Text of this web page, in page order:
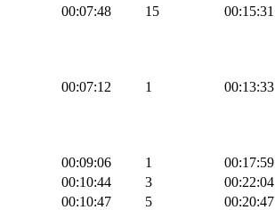
00:07:48 15 00:15:31
00:07:12 1 00:13:33
00:09:06 1 00:17:59
00:10:44 3 00:22:04
00:10:47 5 00:20:47